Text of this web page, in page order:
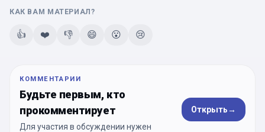
КАК ВАМ МАТЕРИАЛ?
👍 ❤️ 👎 😄 😮 😢
КОММЕНТАРИИ
Будьте первым, кто
прокомментирует
Для участия в обсуждении нужен
Открыть→